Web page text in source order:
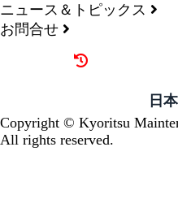
ニュース＆トピックス
お問合せ
日
Copyright © Kyoritsu
All rights reserved.